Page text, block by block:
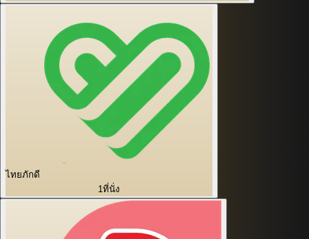
ไทยภักดี
1ที่นั่ง